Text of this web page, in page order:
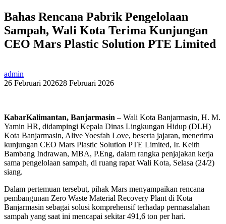
Bahas Rencana Pabrik Pengelolaan
Sampah, Wali Kota Terima Kunjungan
CEO Mars Plastic Solution PTE Limited
admin
26 Februari 202628 Februari 2026
KabarKalimantan, Banjarmasin – Wali Kota Banjarmasin, H. M.
Yamin HR, didampingi Kepala Dinas Lingkungan Hidup (DLH)
Kota Banjarmasin, Alive Yoesfah Love, beserta jajaran, menerima
kunjungan CEO Mars Plastic Solution PTE Limited, Ir. Keith
Bambang Indrawan, MBA, P.Eng, dalam rangka penjajakan kerja
sama pengelolaan sampah, di ruang rapat Wali Kota, Selasa (24/2)
siang.
Dalam pertemuan tersebut, pihak Mars menyampaikan rencana
pembangunan Zero Waste Material Recovery Plant di Kota
Banjarmasin sebagai solusi komprehensif terhadap permasalahan
sampah yang saat ini mencapai sekitar 491,6 ton per hari.